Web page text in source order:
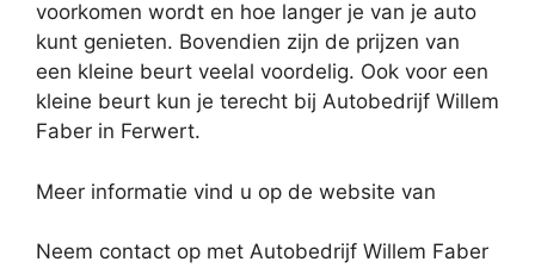
voorkomen wordt en hoe langer je van je auto
kunt genieten. Bovendien zijn de prijzen van
een kleine beurt veelal voordelig. Ook voor een
kleine beurt kun je terecht bij Autobedrijf Willem
Faber in Ferwert.
Meer informatie vind u op de website van
Neem contact op met Autobedrijf Willem Faber